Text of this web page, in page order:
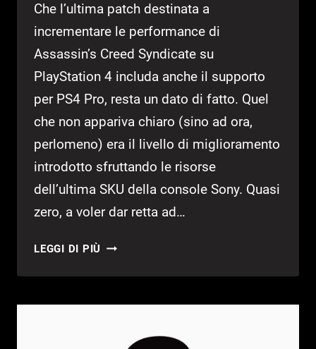
Che l’ultima patch destinata a
incrementare le performance di
Assassin’s Creed Syndicate su
PlayStation 4 includa anche il supporto
per PS4 Pro, resta un dato di fatto. Quel
che non appariva chiaro (sino ad ora,
perlomeno) era il livello di miglioramento
introdotto sfruttando le risorse
dell’ultima SKU della console Sony. Quasi
zero, a voler dar retta ad…
LEGGI DI PIÙ ASSASSIN’S
SYNDICATE: